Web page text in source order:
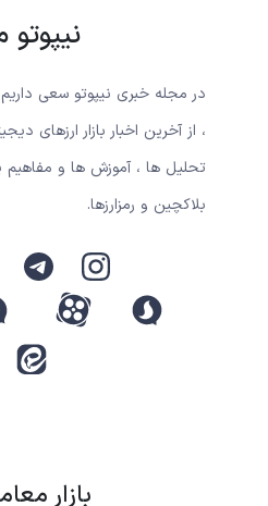
در مجله خبری نیپوتو سعی داریم
، از آخرین اخبار بازار ارزهای
تحلیل ها ، آموزش ها و مفاهیم
بلاکچین و رمزارزها.
بازار